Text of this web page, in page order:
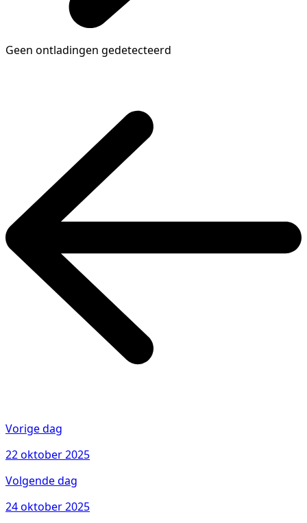
Geen ontladingen gedetecteerd
Vorige dag
22 oktober 2025
Volgende dag
24 oktober 2025